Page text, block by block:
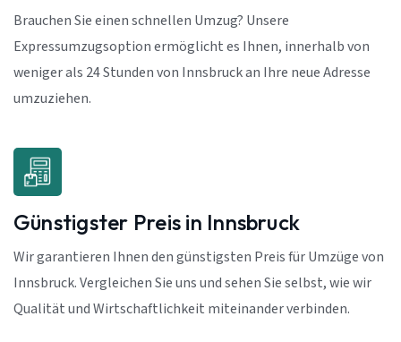
Brauchen Sie einen schnellen Umzug? Unsere
Expressumzugsoption ermöglicht es Ihnen, innerhalb von
weniger als 24 Stunden von Innsbruck an Ihre neue Adresse
umzuziehen.
Günstigster Preis in Innsbruck
Wir garantieren Ihnen den günstigsten Preis für Umzüge von
Innsbruck. Vergleichen Sie uns und sehen Sie selbst, wie wir
Qualität und Wirtschaftlichkeit miteinander verbinden.